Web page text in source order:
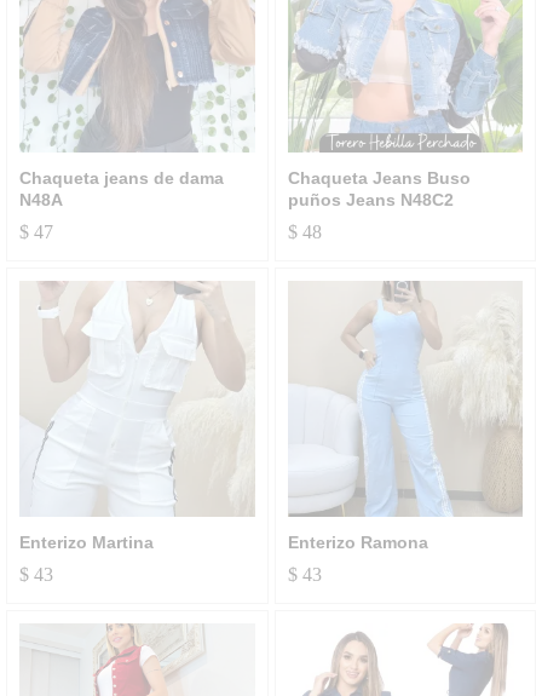
Chaqueta jeans de dama
N48A
$ 47
Chaqueta Jeans Buso
puños Jeans N48C2
$48
Enterizo Martina
$ 43
Enterizo Ramona
$43